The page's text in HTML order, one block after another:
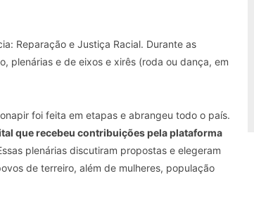
Reparação e Justiça Racial. Durante as
plenárias e de eixos e xirês (roda ou dança, em
foi feita em etapas e abrangeu todo o país.
que recebeu contribuições pela plataforma
plenárias discutiram propostas e elegeram
de terreiro, além de mulheres, população